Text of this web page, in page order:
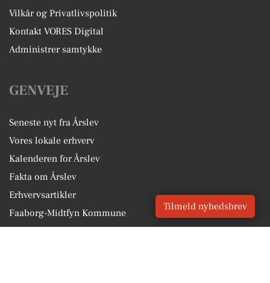
Vilkår og Privatlivspolitik
Kontakt VORES Digital
Administrer samtykke
GENVEJE
Seneste nyt fra Årslev
Vores lokale erhverv
Kalenderen for Årslev
Fakta om Årslev
Erhvervsartikler
Faaborg-Midtfyn Kommune
Tilmeld nyhedsbrev